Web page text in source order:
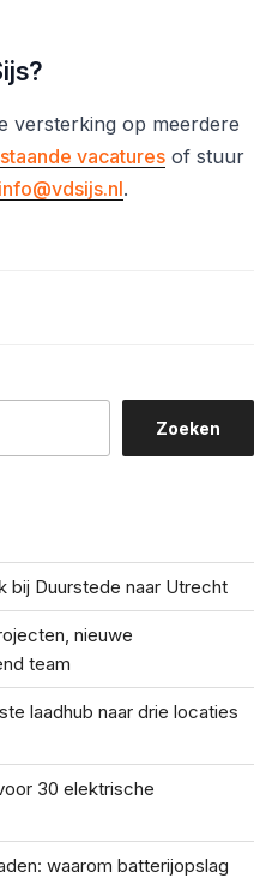
versterking op meerdere
vacatures of stuur
info@vdsijs.nl.
Zoeken
bij Duurstede naar Utrecht
nieuwe
team
laadhub naar drie locaties
30 elektrische
waarom batterijopslag